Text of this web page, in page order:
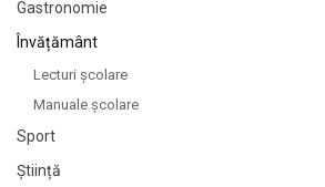
Gastronomie
Învățământ
Lecturi şcolare
Manuale şcolare
Sport
Știință